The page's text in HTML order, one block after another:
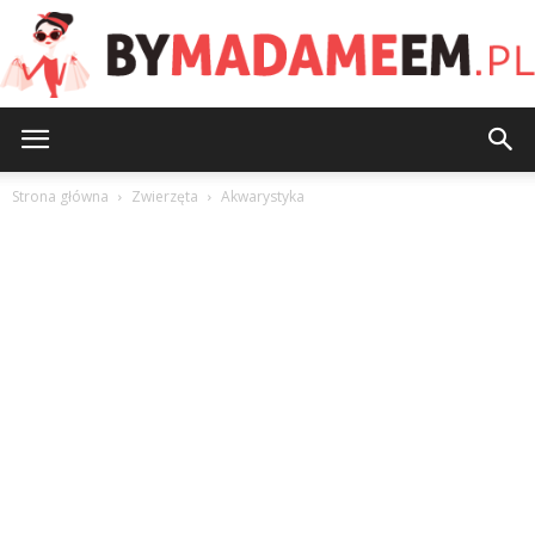
Strona główna Zwierzęta Akwarystyka